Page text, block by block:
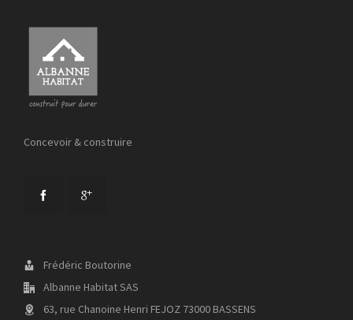
Concevoir & construire
Frédéric Boutorine
Albanne Habitat SAS
63, rue Chanoine Henri FEJOZ 73000 BASSENS